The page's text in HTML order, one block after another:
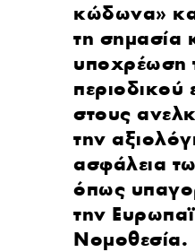
κώδωνα»
τη σημασία
υποχρέωση
περιοδικού
στους
την
ασφάλεια
όπως
την
Νομοθεσία.